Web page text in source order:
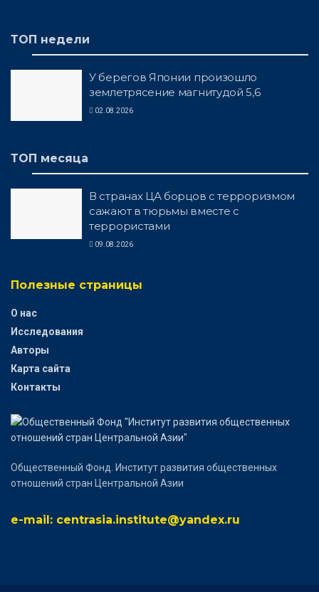
ТОП недели
У берегов Японии произошло
землетрясение магнитудой 5,6
02.08.2026
ТОП месяца
В странах ЦА борцов с терроризмом
сажают в тюрьмы вместе с
террористами
09.08.2026
Полезные страницы
О нас
Исследования
Авторы
Карта сайта
Контакты
Общественный Фонд. Институт развития общественных
отношений стран Центральной Азии
e-mail: centrasia.institute@yandex.ru